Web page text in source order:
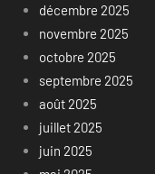
décembre 2025
novembre 2025
octobre 2025
septembre 2025
août 2025
juillet 2025
juin 2025